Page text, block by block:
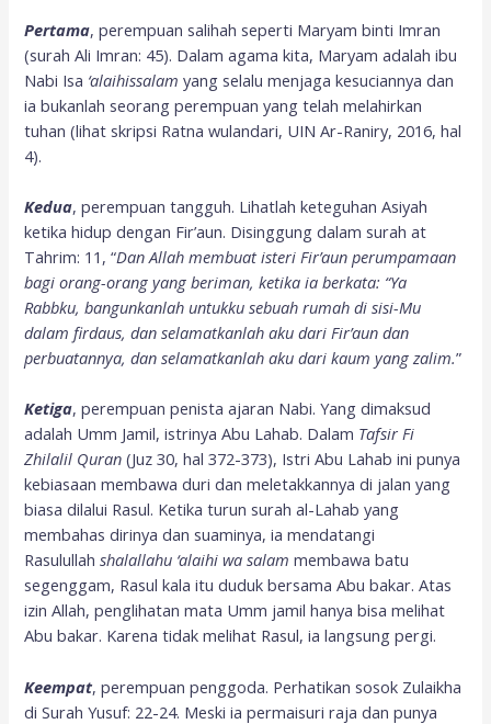
Pertama, perempuan salihah seperti Maryam binti Imran
(surah Ali Imran: 45). Dalam agama kita, Maryam adalah ibu
Nabi Isa ‘alaihissalam yang selalu menjaga kesuciannya dan
ia bukanlah seorang perempuan yang telah melahirkan
tuhan (lihat skripsi Ratna wulandari, UIN Ar-Raniry, 2016, hal
4).
Kedua, perempuan tangguh. Lihatlah keteguhan Asiyah
ketika hidup dengan Fir’aun. Disinggung dalam surah at
Tahrim: 11, “Dan Allah membuat isteri Fir’aun perumpamaan
bagi orang-orang yang beriman, ketika ia berkata: “Ya
Rabbku, bangunkanlah untukku sebuah rumah di sisi-Mu
dalam firdaus, dan selamatkanlah aku dari Fir’aun dan
perbuatannya, dan selamatkanlah aku dari kaum yang zalim.”
Ketiga, perempuan penista ajaran Nabi. Yang dimaksud
adalah Umm Jamil, istrinya Abu Lahab. Dalam Tafsir Fi
Zhilalil Quran (Juz 30, hal 372-373), Istri Abu Lahab ini punya
kebiasaan membawa duri dan meletakkannya di jalan yang
biasa dilalui Rasul. Ketika turun surah al-Lahab yang
membahas dirinya dan suaminya, ia mendatangi
Rasulullahshalallahu ‘alaihi wa salam membawa batu
segenggam, Rasul kala itu duduk bersama Abu bakar. Atas
izin Allah, penglihatan mata Umm jamil hanya bisa melihat
Abu bakar. Karena tidak melihat Rasul, ia langsung pergi.
Keempat, perempuan penggoda. Perhatikan sosok Zulaikha
di Surah Yusuf: 22-24. Meski ia permaisuri raja dan punya